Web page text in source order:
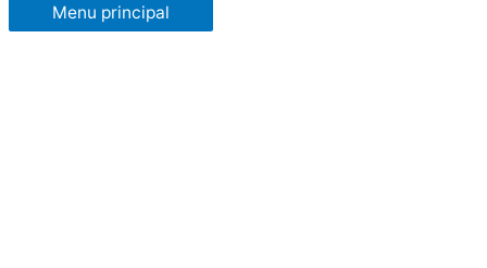
Menu principal